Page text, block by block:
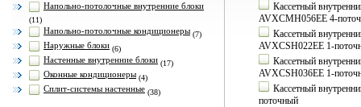
Напольно-потолочные внутренние блоки
(11)
Напольно-потолочные кондиционеры (7)
Наружные блоки (6)
Настенные внутренние блоки (17)
Оконные кондиционеры (4)
Сплит-системы настенные (38)
Кассетный
AVXCMH056EE 4-
Кассетный
AVXCSH022EE 1-
Кассетный
AVXCSH036EE 1-
Кассетный
поточный